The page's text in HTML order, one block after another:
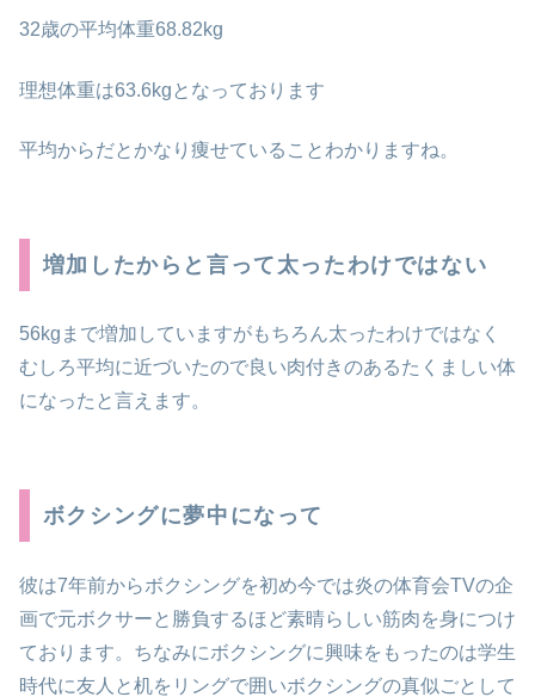
32歳の平均体重68.82kg
理想体重は63.6kgとなっております
平均からだとかなり痩せていることわかりますね。
増加したからと言って太ったわけではない
56kgまで増加していますがもちろん太ったわけではなく
むしろ平均に近づいたので良い肉付きのあるたくましい体
になったと言えます。
ボクシングに夢中になって
彼は7年前からボクシングを初め今では炎の体育会TVの企
画で元ボクサーと勝負するほど素晴らしい筋肉を身につけ
ております。ちなみにボクシングに興味をもったのは学生
時代に友人と机をリングで囲いボクシングの真似ごとして